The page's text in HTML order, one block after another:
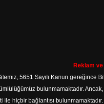
Reklam
5651 Sayılı Kanun gereğince
bulunmamaktadır.
ile hiçbir bağlantısı